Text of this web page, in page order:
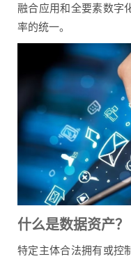
融合应用和全要素数字
率的统一。
什么是数据资产？
特定主体合法拥有或控